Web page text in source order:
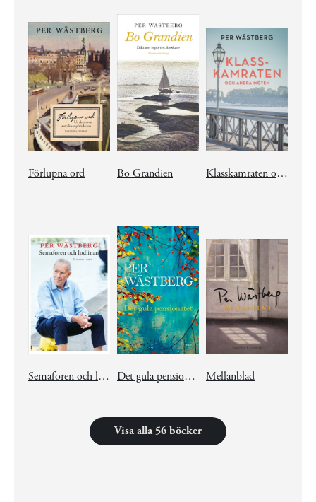
Förlupna ord Bo Grandien Klasskamraten och andra möten
Semaforen och lodlinan Det gula pensionatet Mellanblad
Visa alla 56 böcker